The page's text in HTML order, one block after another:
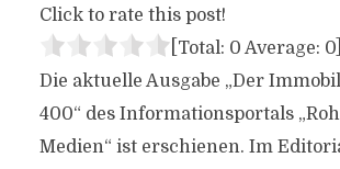
Click to rate this post!
[Total: 0 Average: 0]
Die aktuelle Ausgabe „Der
400“ des Informationsportals
Medien“ ist erschienen. Im